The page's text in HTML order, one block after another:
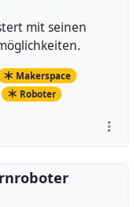
mit seinen
Makerspace
Roboter